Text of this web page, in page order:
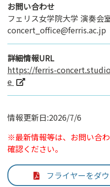
フライヤーをダ
お問い合わせ
フェリス女学院大学 演奏会
concert_office@ferris.ac.jp
詳細情報URL
https://ferris-
e
情報更新日:2026/7/6
※最新情報等は、お問い合
確認ください。